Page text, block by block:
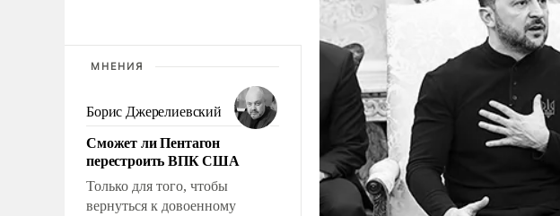
МНЕНИЯ
Борис Джерелиевский
Сможет ли Пентагон
перестроить ВПК США
Только для того, чтобы
вернуться к довоенному